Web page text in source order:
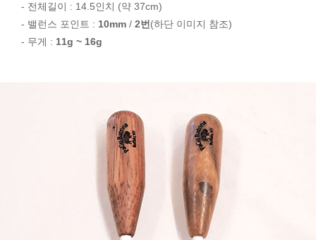
- 전체길이 : 14.5인치 (약 37cm)
- 밸런스 포인트 : 10mm / 2번 (하단 이미지 참조)
- 무게 : 11g ~ 16g